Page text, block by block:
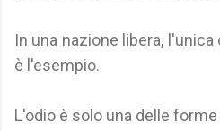
In una nazione libera,
è l'esempio.
L'odio è solo una delle